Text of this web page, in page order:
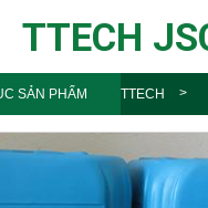
TTECH
SẢN PHẨM TTECH
máy nén khí
Duty Fluid